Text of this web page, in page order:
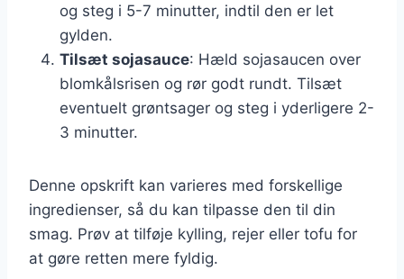
og steg i 5-7 minutter, indtil den er let
gylden.
Tilsæt sojasauce: Hæld sojasaucen over
blomkålsrisen og rør godt rundt. Tilsæt
eventuelt grøntsager og steg i yderligere 2-
3 minutter.
Denne opskrift kan varieres med forskellige
ingredienser, så du kan tilpasse den til din
smag. Prøv at tilføje kylling, rejer eller tofu for
at gøre retten mere fyldig.